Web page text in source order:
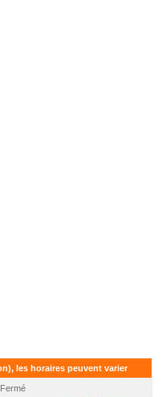
les horaires peuvent varier
Fermé